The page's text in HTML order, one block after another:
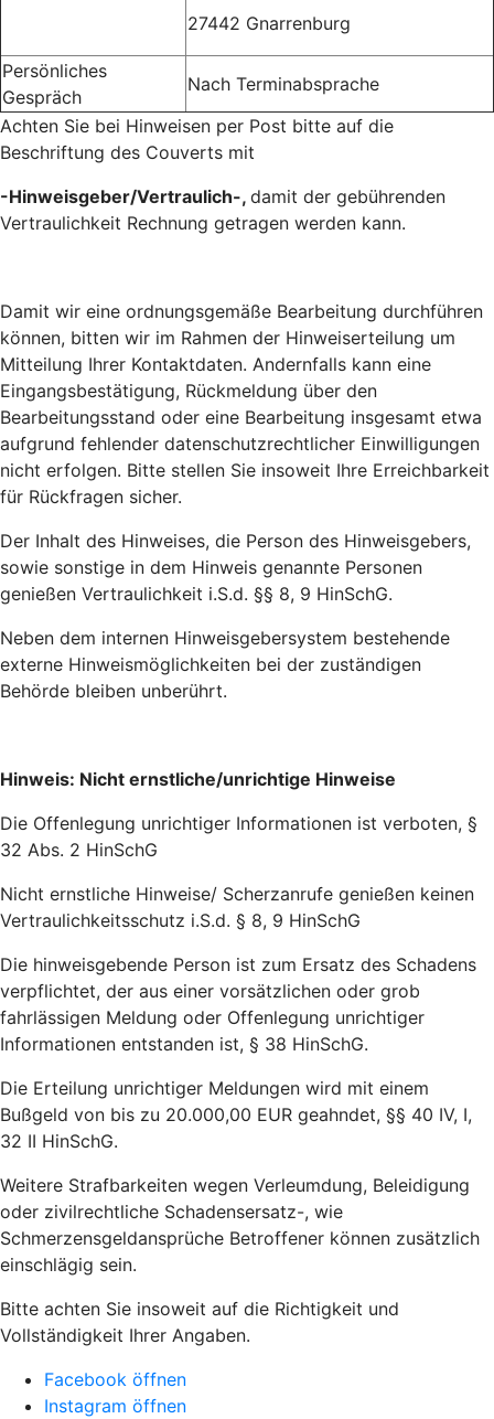
27442 Gnarrenburg
Persönliches
Gespräch
Nach Terminabsprache
Achten Sie bei Hinweisen per Post bitte auf die
Beschriftung des Couverts mit
-Hinweisgeber/Vertraulich-, damit der gebührenden
Vertraulichkeit Rechnung getragen werden kann.
Damit wir eine ordnungsgemäße Bearbeitung durchführen
können, bitten wir im Rahmen der Hinweiserteilung um
Mitteilung Ihrer Kontaktdaten. Andernfalls kann eine
Eingangsbestätigung, Rückmeldung über den
Bearbeitungsstand oder eine Bearbeitung insgesamt etwa
aufgrund fehlender datenschutzrechtlicher Einwilligungen
nicht erfolgen. Bitte stellen Sie insoweit Ihre Erreichbarkeit
für Rückfragen sicher.
Der Inhalt des Hinweises, die Person des Hinweisgebers,
sowie sonstige in dem Hinweis genannte Personen
genießen Vertraulichkeit i.S.d. §§ 8, 9 HinSchG.
Neben dem internen Hinweisgebersystem bestehende
externe Hinweismöglichkeiten bei der zuständigen
Behörde bleiben unberührt.
Hinweis: Nicht ernstliche/unrichtige Hinweise
Die Offenlegung unrichtiger Informationen ist verboten, §
32 Abs. 2 HinSchG
Nicht ernstliche Hinweise/ Scherzanrufe genießen keinen
Vertraulichkeitsschutz i.S.d. § 8, 9 HinSchG
Die hinweisgebende Person ist zum Ersatz des Schadens
verpflichtet, der aus einer vorsätzlichen oder grob
fahrlässigen Meldung oder Offenlegung unrichtiger
Informationen entstanden ist, § 38 HinSchG.
Die Erteilung unrichtiger Meldungen wird mit einem
Bußgeld von bis zu 20.000,00 EUR geahndet, §§ 40 IV, I,
32 II HinSchG.
Weitere Strafbarkeiten wegen Verleumdung, Beleidigung
oder zivilrechtliche Schadensersatz-, wie
Schmerzensgeldansprüche Betroffener können zusätzlich
einschlägig sein.
Bitte achten Sie insoweit auf die Richtigkeit und
Vollständigkeit Ihrer Angaben.
Facebook öffnen
Instagram öffnen